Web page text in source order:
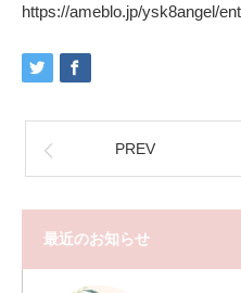
https://ameblo.jp/ysk8angel/
PREV
最近のお知らせ